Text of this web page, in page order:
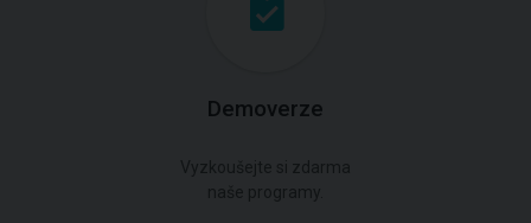
Demoverze